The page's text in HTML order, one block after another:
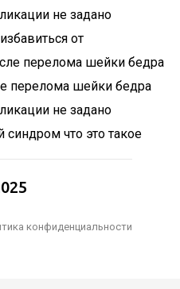
от
перелома шейки бедра
синдром что это такое
конфиденциальности